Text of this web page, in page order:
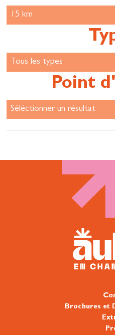
Point
Brochures et